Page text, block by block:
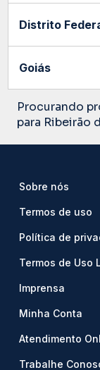
Distrito
Goiás
Procurando
para Ribeirão
Sobre nós
Termos de uso
Política de
Termos de Uso
Imprensa
Minha Conta
Atendimento
Trabalhe